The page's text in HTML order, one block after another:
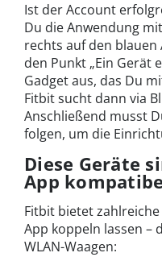
Ist der Account
Du die Anwendung
rechts auf den
den Punkt „Ein Gerät
Gadget aus, das Du
Fitbit sucht dann via
Anschließend musst
folgen, um die
Diese Geräte
App
Fitbit bietet
App koppeln lassen –
WLAN-Waagen: